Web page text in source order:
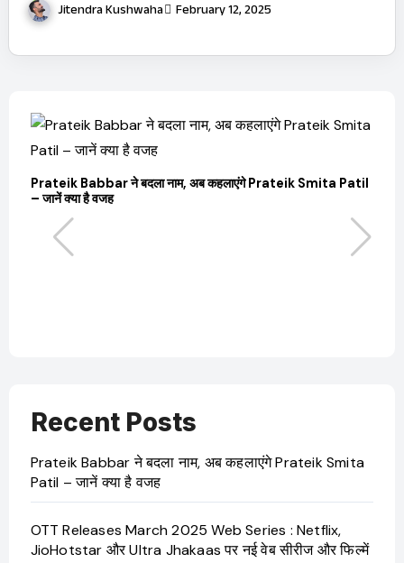
Jitendra Kushwaha February 12, 2025
Prateik Babbar ने बदला नाम, अब कहलाएंगे Prateik Smita Patil
– जानें क्या है वजह
Recent Posts
Prateik Babbar ने बदला नाम, अब कहलाएंगे Prateik Smita
Patil – जानें क्या है वजह
OTT Releases March 2025 Web Series : Netflix,
JioHotstar और Ultra Jhakaas पर नई वेब सीरीज और फिल्में